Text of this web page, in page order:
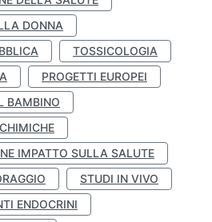
DONNA
TOSSICOLOGIA
PROGETTI EUROPEI
BAMBINO
IMPATTO SULLA SALUTE
STUDI IN VIVO
ENDOCRINI